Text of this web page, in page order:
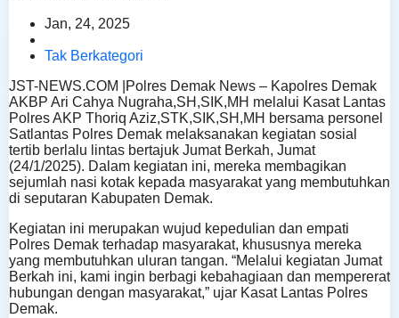
Jan, 24, 2025
Tak Berkategori
JST-NEWS.COM |Polres Demak News – Kapolres Demak
AKBP Ari Cahya Nugraha,SH,SIK,MH melalui Kasat Lantas
Polres AKP Thoriq Aziz,STK,SIK,SH,MH bersama personel
Satlantas Polres Demak melaksanakan kegiatan sosial
tertib berlalu lintas bertajuk Jumat Berkah, Jumat
(24/1/2025). Dalam kegiatan ini, mereka membagikan
sejumlah nasi kotak kepada masyarakat yang membutuhkan
di seputaran Kabupaten Demak.
Kegiatan ini merupakan wujud kepedulian dan empati
Polres Demak terhadap masyarakat, khususnya mereka
yang membutuhkan uluran tangan. “Melalui kegiatan Jumat
Berkah ini, kami ingin berbagi kebahagiaan dan mempererat
hubungan dengan masyarakat,” ujar Kasat Lantas Polres
Demak.